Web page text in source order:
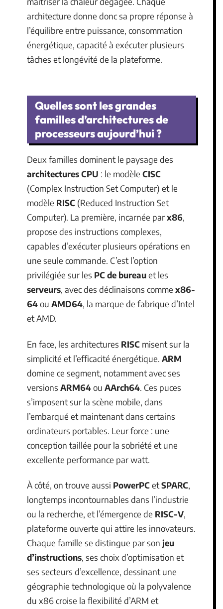
architecture donne donc sa propre réponse à
l’équilibre entre puissance, consommation
énergétique, capacité à exécuter plusieurs
tâches et longévité de la plateforme.
Quelles sont les grandes
familles d’architectures de
processeurs aujourd’hui ?
Deux familles dominent le paysage des
architectures CPU : le modèle CISC
(Complex Instruction Set Computer) et le
modèle RISC (Reduced Instruction Set
Computer). La première, incarnée parx86,
propose des instructions complexes,
capables d’exécuter plusieurs opérations en
une seule commande. C’est l’option
privilégiée sur les PC de bureauet les
serveurs, avec des déclinaisons comme x86-
64ou AMD64, la marque de fabrique d’Intel
et AMD.
En face, les architectures RISC misent sur la
simplicité et l’efficacité énergétique. ARM
domine ce segment, notamment avec ses
versions ARM64ou AArch64. Ces puces
s’imposent sur la scène mobile, dans
l’embarqué et maintenant dans certains
ordinateurs portables. Leur force : une
conception taillée pour la sobriété et une
excellente performance par watt.
À côté, on trouve aussi PowerPCetSPARC,
longtemps incontournables dans l’industrie
ou la recherche, et l’émergence de RISC-V,
plateforme ouverte qui attire les innovateurs.
Chaque famille se distingue par son jeu
d’instructions, ses choix d’optimisation et
ses secteurs d’excellence, dessinant une
géographie technologique où la polyvalence
du x86 croise la flexibilité d’ARM et